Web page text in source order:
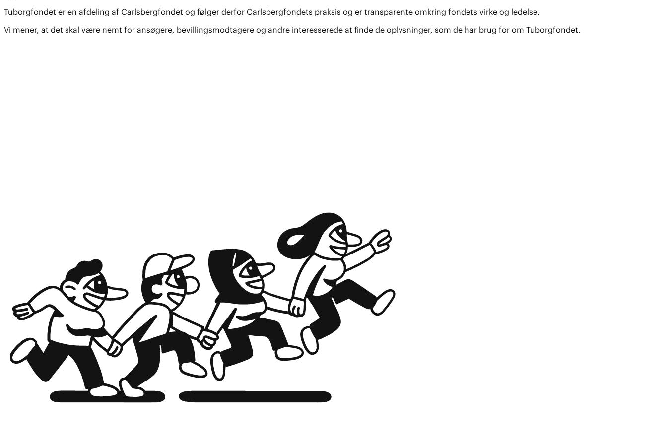
Tuborgfondet er en afdeling af Carlsbergfondet og følger derfor Carlsbergfondets praksis og er transparente omkring fondets virke og ledelse.
Vi mener, at det skal være nemt for ansøgere, bevillingsmodtagere og andre interesserede at finde de oplysninger, som de har brug for om Tuborgfondet.